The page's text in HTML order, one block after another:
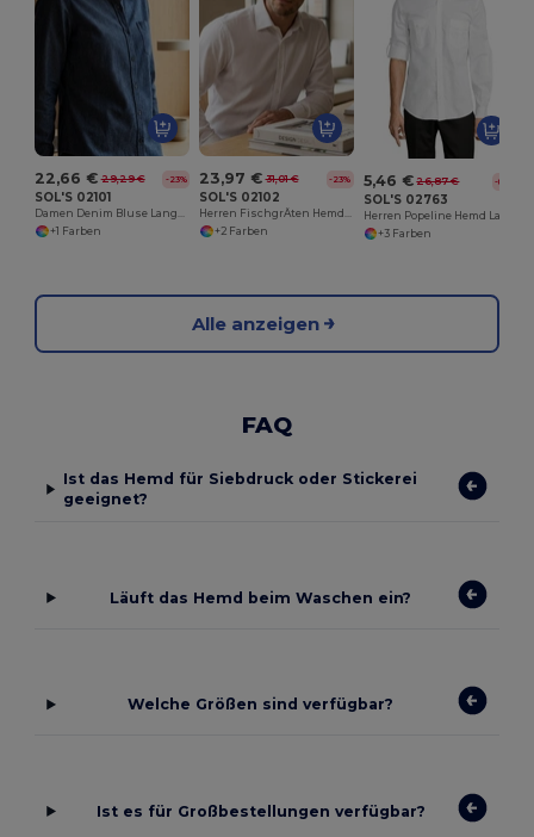
22,66 € 29,29 € -23%
SOL'S 02101
Damen Denim Bluse Langarm Barry
+1 Farben
23,97 € 31,01 € -23%
SOL'S 02102
Herren FischgrÄten Hemd Langarm Brody
+2 Farben
5,46 € 26,87 € -80%
SOL'S 02763
+3 Farben
Alle anzeigen
FAQ
Ist das Hemd für Siebdruck oder Stickerei
geeignet?
Läuft das Hemd beim Waschen ein?
Welche Größen sind verfügbar?
Ist es für Großbestellungen verfügbar?